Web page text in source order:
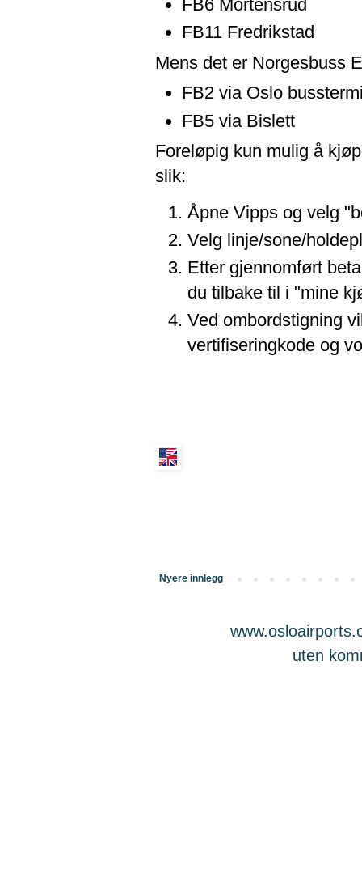
FB6 Mortensrud
FB11 Fredrikstad
Mens det er Norgesbuss
FB2 via Oslo
FB5 via Bislett
Foreløpig kun mulig å
slik:
Åpne Vipps og velg
Velg linje/sone/
Etter gjennomført
du tilbake til i "mine
Ved ombordstigning
vertifiseringkode og
Nyere innlegg
uten